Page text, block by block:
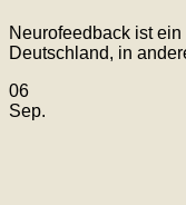
Neurofeedback ist
Deutschland, in
06
Sep.